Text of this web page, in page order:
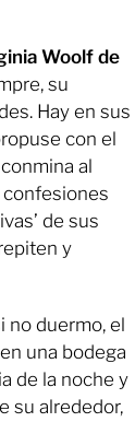
Woolf de
su
Hay en sus
con el
al
confesiones
de sus
y
no duermo, el
una bodega
de la noche y
su alrededor,